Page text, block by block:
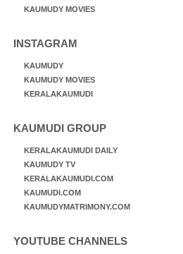
KAUMUDY MOVIES
INSTAGRAM
KAUMUDY
KAUMUDY MOVIES
KERALAKAUMUDI
KAUMUDI GROUP
KERALAKAUMUDI DAILY
KAUMUDY TV
KERALAKAUMUDI.COM
KAUMUDI.COM
KAUMUDYMATRIMONY.COM
YOUTUBE CHANNELS